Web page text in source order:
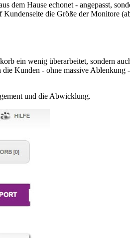
dem Hause echonet - angepasst,
die Größe der Monitore
ein wenig überarbeitet, sondern
Kunden - ohne massive Ablenkung
und die Abwicklung.